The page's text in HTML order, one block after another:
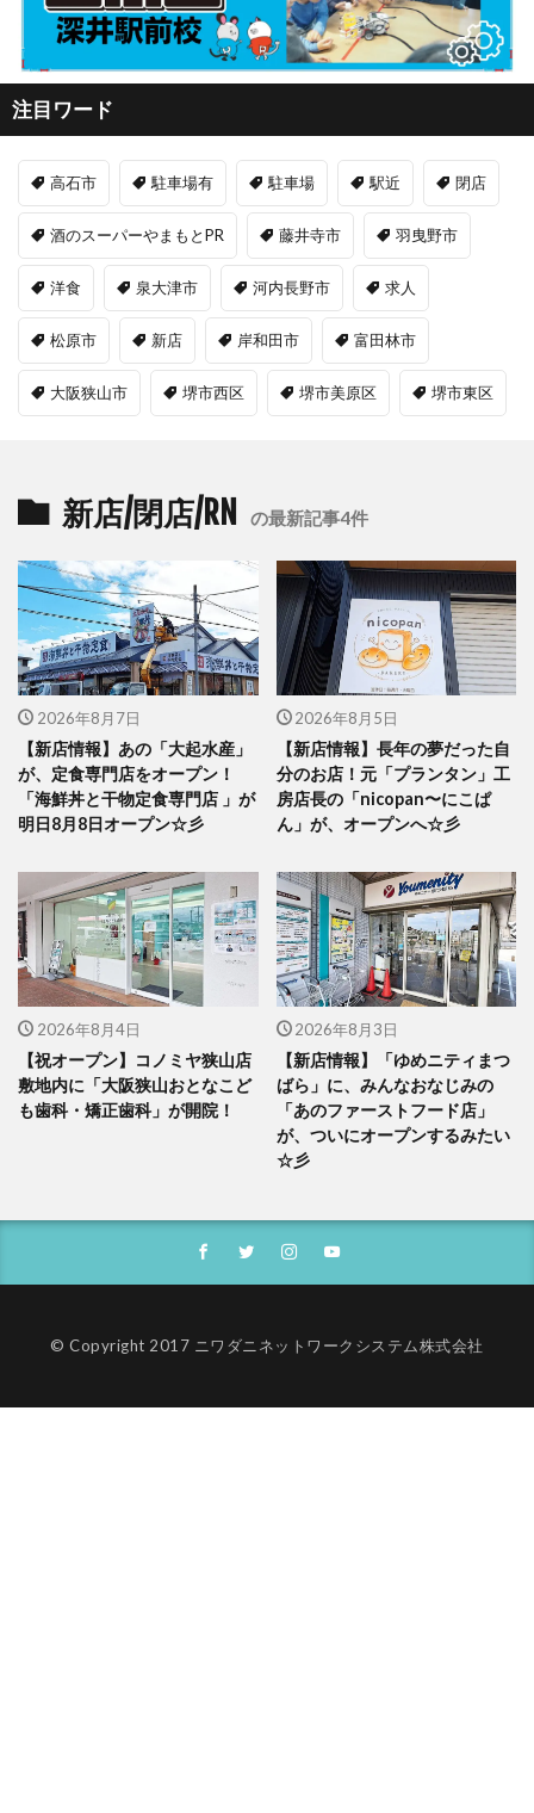
注目ワード
高石市 駐車場有 駐車場 駅近 閉店
酒のスーパーやまもとPR 藤井寺市 羽曳野市
洋食 泉大津市 河内長野市 求人
松原市 新店 岸和田市 富田林市
大阪狭山市 堺市西区 堺市美原区 堺市東区
新店/閉店/RN の最新記事4件
2026年8月7日
【新店情報】あの「大起水産」
が、定食専門店をオープン！
「海鮮丼と干物定食専門店 」が
明日8月8日オープン☆彡
2026年8月5日
【新店情報】長年の夢だった自
分のお店！元「プランタン」工
房店長の「nicopan〜にこぱ
ん」が、オープンへ☆彡
2026年8月4日
【祝オープン】コノミヤ狭山店
敷地内に「大阪狭山おとなこど
も歯科・矯正歯科」が開院！
2026年8月3日
【新店情報】「ゆめニティまつ
ばら」に、みんなおなじみの
「あのファーストフード店」
が、ついにオープンするみたい
☆彡
© Copyright 2017 ニワダニネットワークシステム株式会社